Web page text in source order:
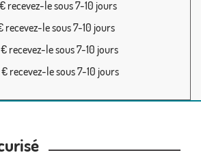
recevez-le sous 7-10 jours
recevez-le sous 7-10 jours
recevez-le sous 7-10 jours
recevez-le sous 7-10 jours